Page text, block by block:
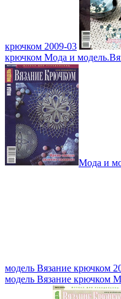
крючком 2009-03
крючком Мода и
Мода и
модель Вязание крючком
модель Вязание крючком